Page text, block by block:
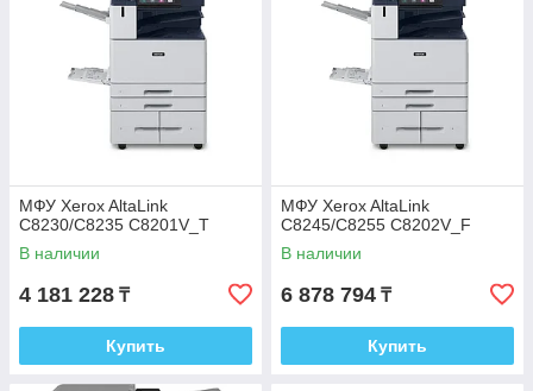
МФУ Xerox AltaLink
C8230/C8235 C8201V_T
В наличии
4 181 228 ₸
Купить
МФУ Xerox AltaLink
C8245/C8255 C8202V_F
В наличии
6 878 794 ₸
Купить